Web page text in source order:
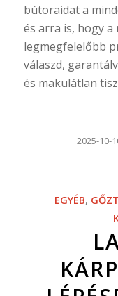
bútoraidat a
és arra is, hogy
legmegfelelőbb
válaszd,
és makulátlan
2025-10-
/
EGYÉB,